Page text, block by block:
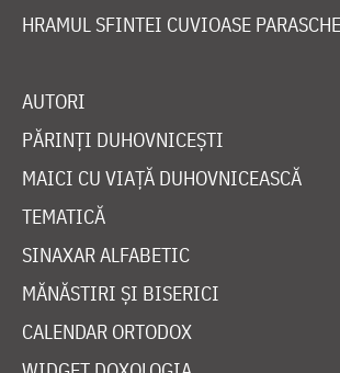
HRAMUL SFINTEI CUVIOASE
AUTORI
PĂRINȚI DUHOVNICEȘTI
MAICI CU VIAȚĂ DUHOVNICEASCĂ
TEMATICĂ
SINAXAR ALFABETIC
MĂNĂSTIRI ȘI BISERICI
CALENDAR ORTODOX